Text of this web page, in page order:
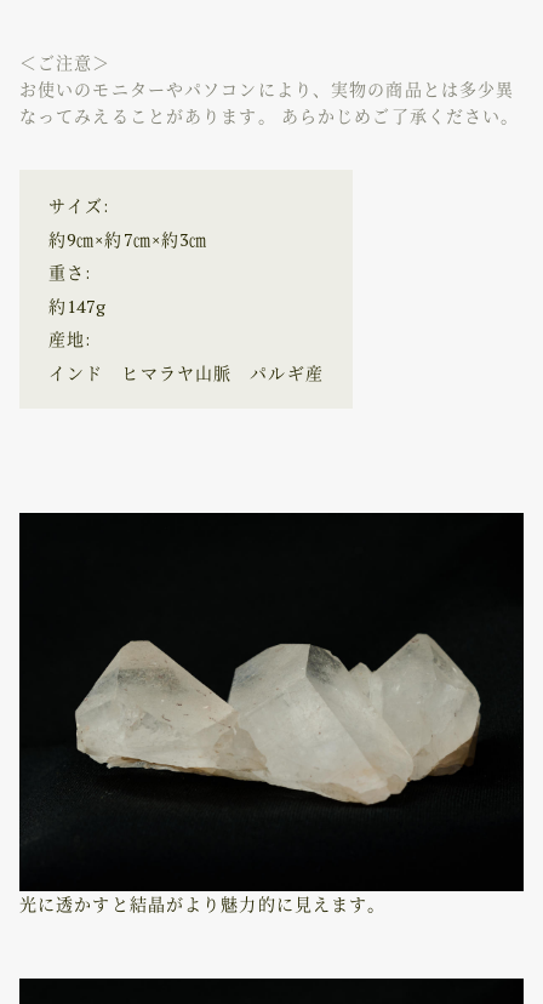
＜ご注意＞
お使いのモニターやパソコンにより、実物の商品とは多少異
なってみえることがあります。 あらかじめご了承ください。
サイズ:
約9㎝×約7㎝×約3㎝
重さ:
約147g
産地:
インド ヒマラヤ山脈 パルギ産
光に透かすと結晶がより魅力的に見えます。